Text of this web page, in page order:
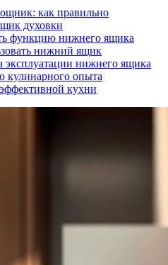
как правильно
духовки
функцию нижнего ящика
нижний ящик
эксплуатации нижнего ящика
опыта
кухни